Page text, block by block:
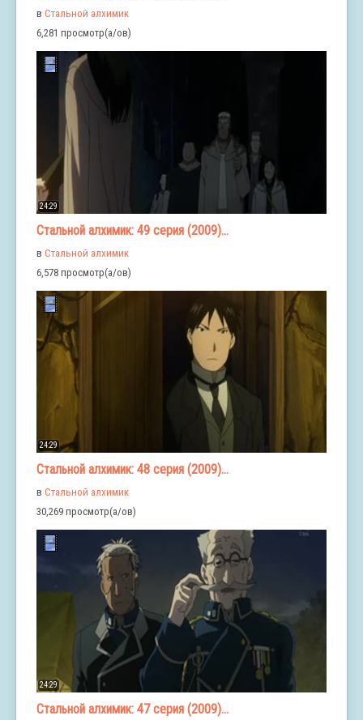
в Стальной алхимик
6,281 просмотр(а/ов)
24:29
Стальной алхимик: 49 серия (2009)...
в Стальной алхимик
6,578 просмотр(а/ов)
24:29
Стальной алхимик: 48 серия (2009)...
в Стальной алхимик
30,269 просмотр(а/ов)
24:29
Стальной алхимик: 47 серия (2009)...